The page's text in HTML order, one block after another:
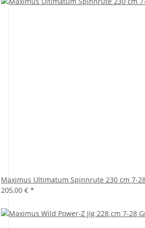
Maximus Ultimatum Spinnrute 230 cm 7-
205,00 € *